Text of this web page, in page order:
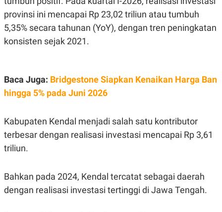
C
D
E
M
Y
L
A
S
E
.
A
G
N
A
N
E
K
I
E
A
E
M
T
E
P
A
D
provinsi ini mencapai Rp 23,02 triliun atau tumbuh
5,35% secara tahunan (YoY), dengan tren peningkatan
konsisten sejak 2021.
Baca Juga: Bridgestone Siapkan Kenaikan Harga Ban
hingga 5% pada Juni 2026
Kabupaten Kendal menjadi salah satu kontributor
terbesar dengan realisasi investasi mencapai Rp 3,61
triliun.
Bahkan pada 2024, Kendal tercatat sebagai daerah
dengan realisasi investasi tertinggi di Jawa Tengah.